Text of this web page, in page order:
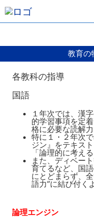
教育の
各教科の指導
国語
１年次では、漢
的学習事項を定
格に必要な読解
特に１・２年次
ジン』をテキス
「論理的に考え
また、ディベー
育てるなど、国
にとどまらず、
語力”に結び付く
論理エンジン